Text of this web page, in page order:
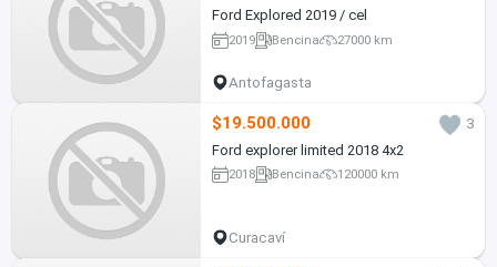
Ford Explored 2019 / cel
2019 Bencina 27000 km
Antofagasta
$19.500.000
3
Ford explorer limited 2018 4x2
2018 Bencina 120000 km
Curacaví